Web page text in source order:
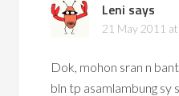
Leni says
21 May 2011
Dok, mohon sran n
bln tp asamlambung sy